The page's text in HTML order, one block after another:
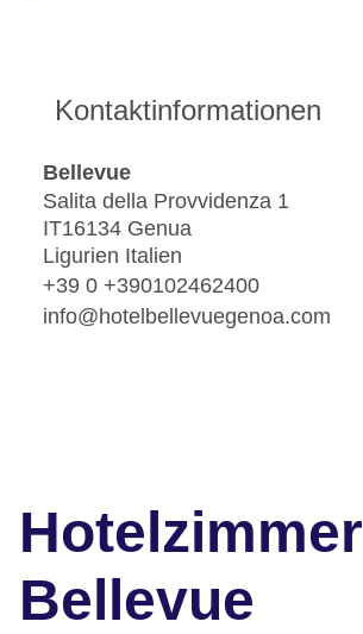
Kontaktinformationen
Bellevue
Salita della Provvidenza 1
IT16134 Genua
Ligurien Italien
+39 0 +390102462400
info@hotelbellevuegenoa.com
Hotelzimmer
Bellevue